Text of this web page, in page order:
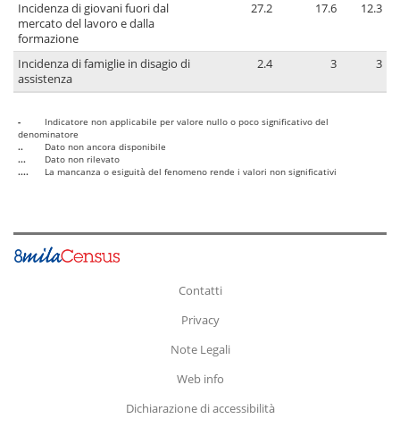
Incidenza di giovani fuori dal
mercato del lavoro e dalla
formazione
27.2 17.6 12.3
Incidenza di famiglie in disagio di
assistenza
2.4 3 3
-
Indicatore non applicabile per valore nullo o poco significativo del
denominatore
..
Dato non ancora disponibile
...
Dato non rilevato
....
La mancanza o esiguità del fenomeno rende i valori non significativi
Contatti
Privacy
Note Legali
Web info
Dichiarazione di accessibilità